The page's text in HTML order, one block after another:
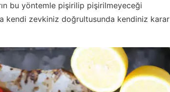
bu yöntemle pişirilip pişirilmeyeceği
kendi zevkiniz doğrultusunda kendiniz karar